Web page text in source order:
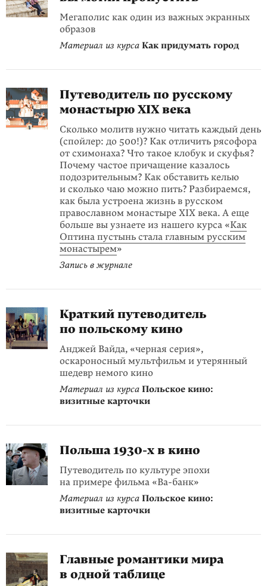
Мегаполис как один из важных экранных
образов
Материал из курса Как придумать город
Путеводитель по русскому
монастырю XIX века
Сколько молитв нужно читать каждый день
(спойлер: до 500!)? Как отличить рясофора
от схимонаха? Что такое клобук и скуфья?
Почему частое причащение казалось
подозрительным? Как обставить келью
и сколько чаю можно пить? Разбираемся,
как была устроена жизнь в русском
православном монастыре XIX века. А еще
больше вы узнаете из нашего курса «Как
Оптина пустынь стала главным русским
монастырем»
Запись в журнале
Краткий путеводитель
по польскому кино
Анджей Вайда, «черная серия»,
оскароносный мультфильм и утерянный
шедевр немого кино
Материал из курса Польское кино:
визитные карточки
Польша1930-х в кино
Путеводитель по культуре эпохи
на примере фильма «Ва-банк»
Материал из курса Польское кино:
визитные карточки
Главные романтики мира
в одной таблице